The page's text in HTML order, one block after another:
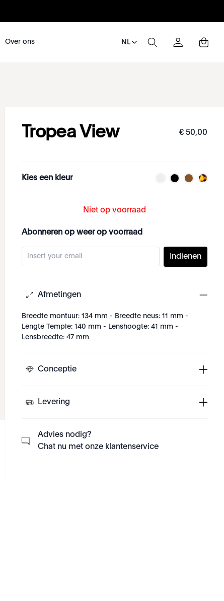
Over ons NL
Tropea View € 50,00
Kies een kleur
Niet op voorraad
Abonneren op weer op voorraad
Indienen
Afmetingen
Breedte montuur: 134 mm - Breedte neus: 11 mm -
Lengte Temple: 140 mm - Lenshoogte: 41 mm -
Lensbreedte: 47 mm
Conceptie
Levering
Advies nodig?
Chat nu met onze klantenservice